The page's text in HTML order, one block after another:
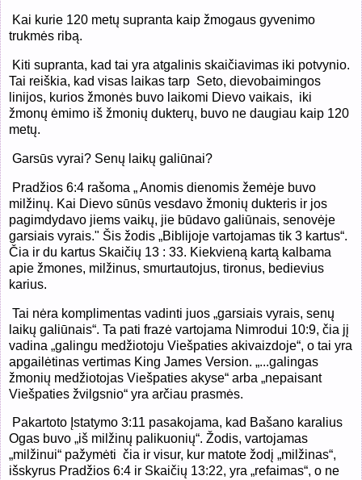
Kai kurie 120 metų supranta kaip žmogaus gyvenimo
trukmės ribą.
Kiti supranta, kad tai yra atgalinis skaičiavimas iki potvynio.
Tai reiškia, kad visas laikas tarp Seto, dievobaimingos
linijos, kurios žmonės buvo laikomi Dievo vaikais, iki
žmonų ėmimo iš žmonių dukterų, buvo ne daugiau kaip 120
metų.
Garsūs vyrai? Senų laikų galiūnai?
Pradžios 6:4 rašoma „ Anomis dienomis žemėje buvo
milžinų. Kai Dievo sūnūs vesdavo žmonių dukteris ir jos
pagimdydavo jiems vaikų, jie būdavo galiūnais, senovėje
garsiais vyrais." Šis žodis „Biblijoje vartojamas tik 3 kartus“.
Čia ir du kartus Skaičių 13 : 33. Kiekvieną kartą kalbama
apie žmones, milžinus, smurtautojus, tironus, bedievius
karius.
Tai nėra komplimentas vadinti juos „garsiais vyrais, senų
laikų galiūnais“. Ta pati frazė vartojama Nimrodui 10:9, čia jį
vadina „galingu medžiotoju Viešpaties akivaizdoje“, o tai yra
apgailėtinas vertimas King James Version. „...galingas
žmonių medžiotojas Viešpaties akyse“ arba „nepaisant
Viešpaties žvilgsnio“ yra arčiau prasmės.
Pakartoto Įstatymo 3:11 pasakojama, kad Bašano karalius
Ogas buvo „iš milžinų palikuonių“. Žodis, vartojamas
„milžinui“ pažymėti čia ir visur, kur matote žodį „milžinas“,
išskyrus Pradžios 6:4 ir Skaičių 13:22, yra „refaimas“, o ne